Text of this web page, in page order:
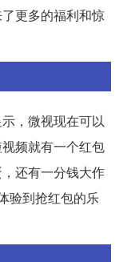
更多的福利和惊
，微视现在可以
频就有一个红包
还有一分钱大作
验到抢红包的乐